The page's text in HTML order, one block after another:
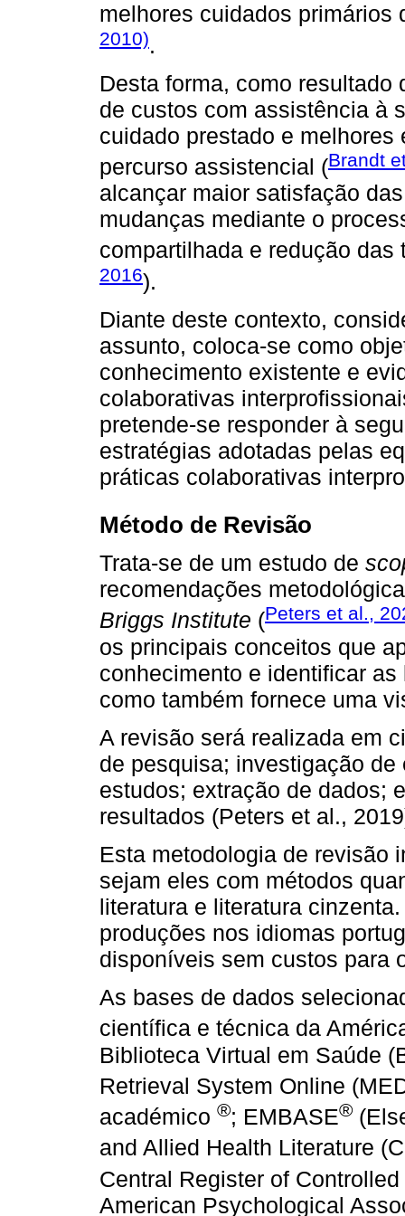
melhores cuidados primários
2010).
Desta forma, como
de custos com assistência à
cuidado prestado e
percurso assistencial (Brandt
alcançar maior satisfação
mudanças mediante o
compartilhada e redução
2016).
Diante deste contexto,
assunto, coloca-se como
conhecimento existente e
colaborativas
pretende-se responder à
estratégias adotadas pelas
práticas colaborativas
Método de Revisão
Trata-se de um estudo de
recomendações
Briggs Institute (Peters et al.,
os principais conceitos que
conhecimento e identificar
como também fornece uma
A revisão será realizada em
de pesquisa; investigação
estudos; extração de dados;
resultados (Peters et al.,
Esta metodologia de revisão
sejam eles com métodos
literatura e literatura
produções nos idiomas
disponíveis sem custos para
As bases de dados
científica e técnica da
Biblioteca Virtual em Saúde
Retrieval System Online
académico ®; EMBASE®
and Allied Health Literature
Central Register of
American Psychological